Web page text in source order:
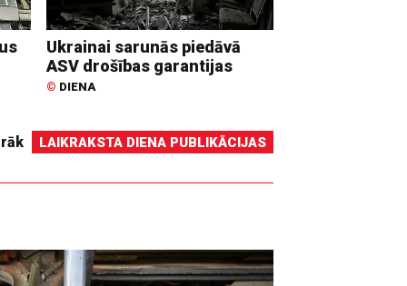
Ukrainai sarunās piedāvā
ASV drošības garantijas
© DIENA
LAIKRAKSTA DIENA PUBLIKĀCIJAS